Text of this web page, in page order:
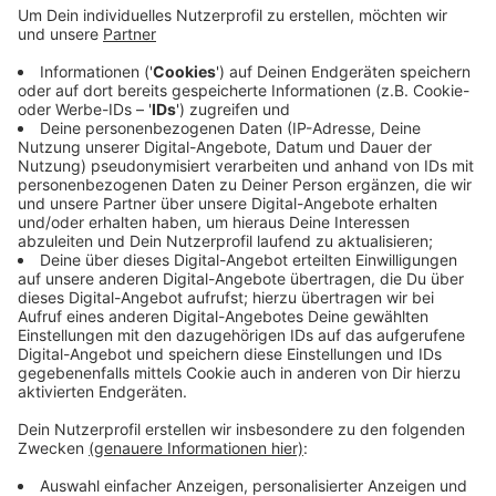
In dem neuen Trainingszentrum sollen sich die
Polizeibehörden Coesfeld, Borken, Hamm, Münster,
Steinfurt und Warendorf auf alle möglichen Einsätze
vorbereiten- sowohl auf Alltagssituationen wie
Autounfälle, aber auch auf Extremsituationen wie
Amokläufe.
Anzeige